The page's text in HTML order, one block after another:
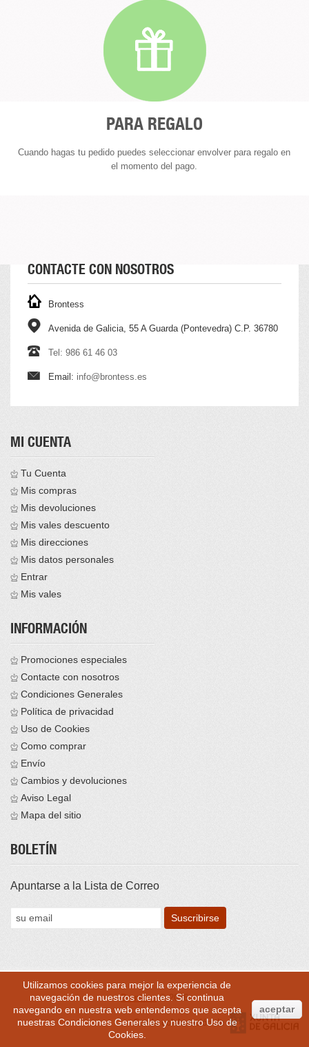
Utilizamos cookies para mejor la experiencia de
navegación de nuestros clientes. Si continua
navegando en nuestra web entendemos que acepta
nuestras Condiciones Generalesy nuestro Uso de
Cookies.
aceptar
PARA REGALO
Cuando hagas tu pedido puedes seleccionar envolver para regalo en
el momento del pago.
CONTACTE CON NOSOTROS
Brontess
Avenida de Galicia, 55 A Guarda (Pontevedra) C.P. 36780
Tel: 986 61 46 03
Email: info@brontess.es
MI CUENTA
Tu Cuenta
Mis compras
Mis devoluciones
Mis vales descuento
Mis direcciones
Mis datos personales
Entrar
Mis vales
INFORMACIÓN
Promociones especiales
Contacte con nosotros
Condiciones Generales
Política de privacidad
Uso de Cookies
Como comprar
Envío
Cambios y devoluciones
Aviso Legal
Mapa del sitio
BOLETÍN
Apuntarse a la Lista de Correo
Brontess© 2016
Con la colaboración de